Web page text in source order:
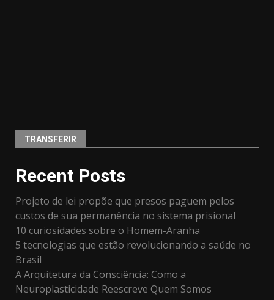
TRANSFERIR
Recent Posts
Projeto de lei propõe que presos paguem pelos
custos de sua permanência no sistema prisional
10 curiosidades sobre o Homem-Aranha
5 tecnologias que estão revolucionando a saúde no
Brasil
A Arquitetura da Consciência: Como a
Neuroplasticidade Reescreve Quem Somos